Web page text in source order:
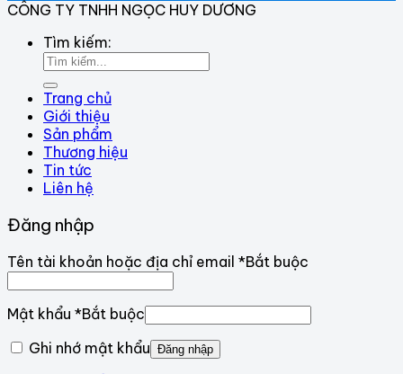
CÔNG TY TNHH NGỌC HUY DƯƠNG
Tìm kiếm:
Trang chủ
Giới thiệu
Sản phẩm
Thương hiệu
Tin tức
Liên hệ
Đăng nhập
Tên tài khoản hoặc địa chỉ email *Bắt buộc
Mật khẩu *Bắt buộc
Ghi nhớ mật khẩu Đăng nhập